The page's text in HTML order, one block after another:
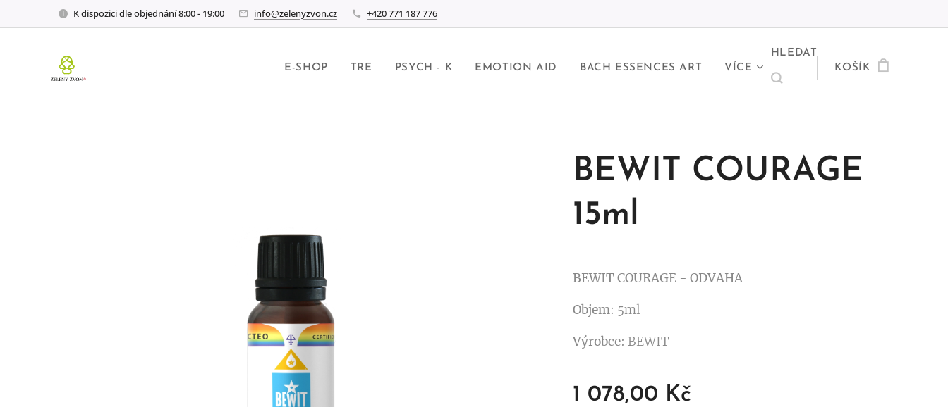
K dispozici dle objednání 8:00 - 19:00 info@zelenyzvon.cz +420 771 187 776
E-SHOP TRE PSYCH - K EMOTION AID BACH ESSENCES ART VÍCE
HLEDAT
KOŠÍK
BEWIT COURAGE
15ml
BEWIT COURAGE - ODVAHA
Objem: 5ml
Výrobce: BEWIT
1 078,00 Kč